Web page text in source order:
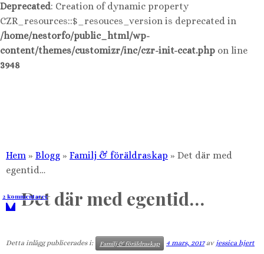
Deprecated: Creation of dynamic property
CZR_resources::$_resouces_version is deprecated in
/home/nestorfo/public_html/wp-
content/themes/customizr/inc/czr-init-ccat.php on line
3948
Hem » Blogg » Familj & föräldraskap » Det där med
egentid…
Det där med egentid…
2 kommentarer
Detta inlägg publicerades i: Familj & föräldraskap 4 mars, 2017 av jessica hjert